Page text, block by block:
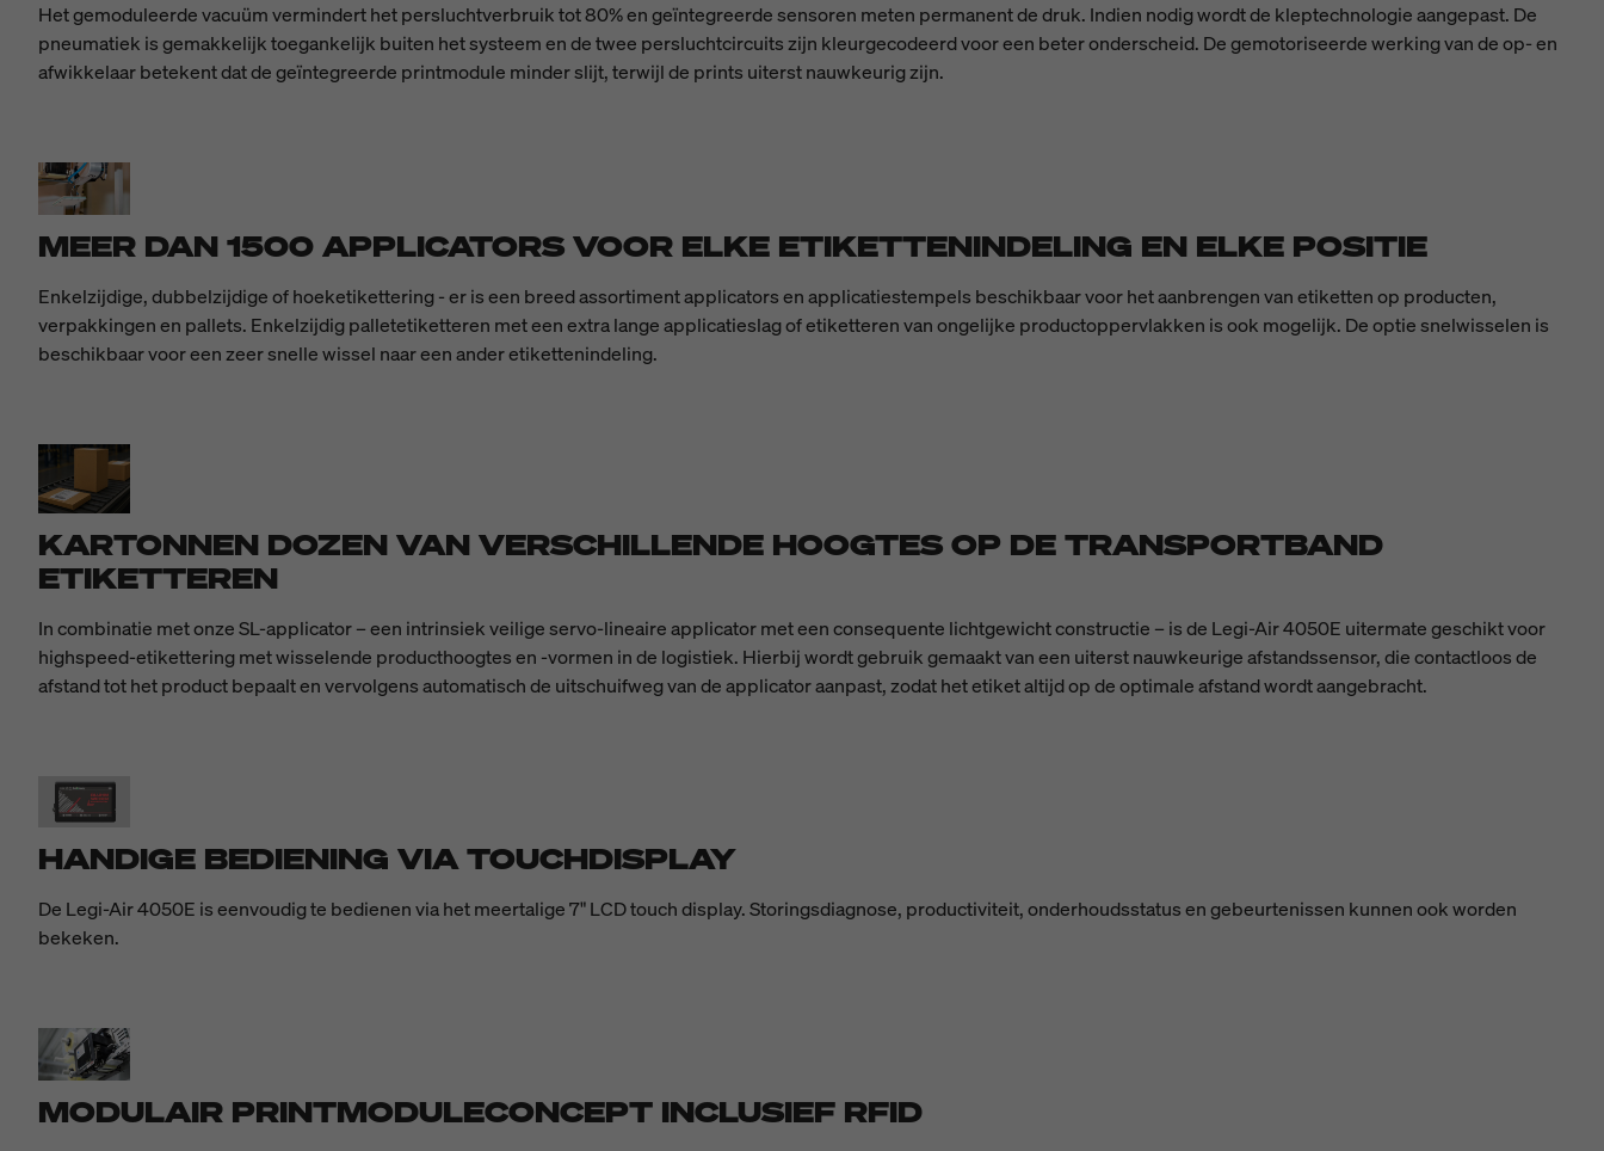
Het gemoduleerde vacuüm vermindert het persluchtverbruik tot 80% en geïntegreerde sensoren meten permanent de druk. Indien nodig wordt de kleptechnologie aangepast. De
pneumatiek is gemakkelijk toegankelijk buiten het systeem en de twee persluchtcircuits zijn kleurgecodeerd voor een beter onderscheid. De gemotoriseerde werking van de op- en
afwikkelaar betekent dat de geïntegreerde printmodule minder slijt, terwijl de prints uiterst nauwkeurig zijn.
MEER DAN 1500 APPLICATORS VOOR ELKE ETIKETTENINDELING EN ELKE POSITIE
Enkelzijdige, dubbelzijdige of hoeketikettering - er is een breed assortiment applicators en applicatiestempels beschikbaar voor het aanbrengen van etiketten op producten,
verpakkingen en pallets. Enkelzijdig palletetiketteren met een extra lange applicatieslag of etiketteren van ongelijke productoppervlakken is ook mogelijk. De optie snelwisselen is
beschikbaar voor een zeer snelle wissel naar een ander etikettenindeling.
KARTONNEN DOZEN VAN VERSCHILLENDE HOOGTES OP DE TRANSPORTBAND
ETIKETTEREN
In combinatie met onze SL-applicator – een intrinsiek veilige servo-lineaire applicator met een consequente lichtgewicht constructie – is de Legi-Air 4050E uitermate geschikt voor
highspeed-etikettering met wisselende producthoogtes en -vormen in de logistiek. Hierbij wordt gebruik gemaakt van een uiterst nauwkeurige afstandssensor, die contactloos de
afstand tot het product bepaalt en vervolgens automatisch de uitschuifweg van de applicator aanpast, zodat het etiket altijd op de optimale afstand wordt aangebracht.
HANDIGE BEDIENING VIA TOUCHDISPLAY
De Legi-Air 4050E is eenvoudig te bedienen via het meertalige 7" LCD touch display. Storingsdiagnose, productiviteit, onderhoudsstatus en gebeurtenissen kunnen ook worden
bekeken.
MODULAIR PRINTMODULECONCEPT INCLUSIEF RFID